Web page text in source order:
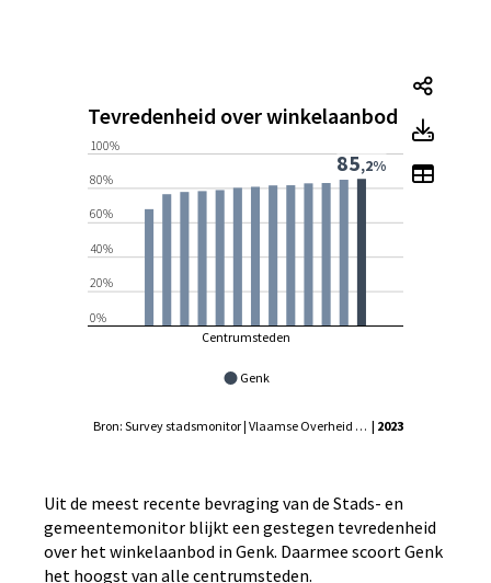
Tevredenheid over winkelaanbod
Genk
Centrumsteden
0%
20%
40%
60%
80%
100%
85,2%
Bron: Survey stadsmonitor | Vlaamse Overheid - Agentschap Binnenlands Bestuur, Statistiek Vlaanderen | 2023
Toon
Uit de meest recente bevraging van de Stads- en
gemeentemonitor blijkt een gestegen tevredenheid
over het winkelaanbod in Genk. Daarmee scoort Genk
het hoogst van alle centrumsteden.